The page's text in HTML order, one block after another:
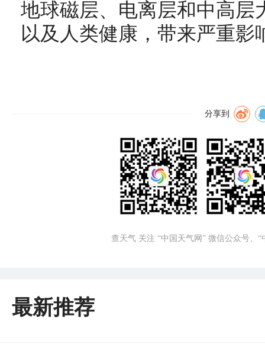
地球磁层、电离层和中高层
以及人类健康，带来严重影
分享到
查天气 关注 “中国天气网” 微信公众号、
最新推荐